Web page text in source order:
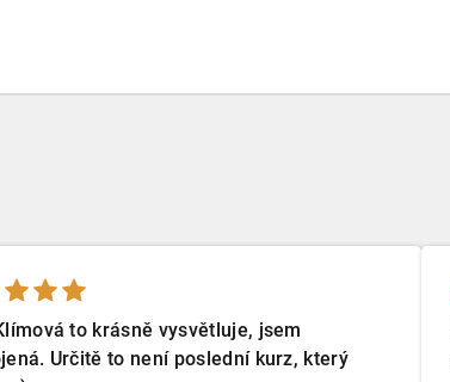
to krásně vysvětluje, jsem
Určitě to není poslední kurz, který